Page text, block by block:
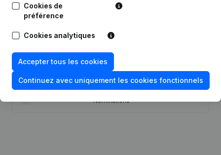
Autres Modifications,...)
24-05-2023
Nominations
02-04-2020
Capital, Actions - Demissions,
Nominations
Nominations
Cookies de
préférence
Cookies analytiques
Accepter tous les cookies
Continuez avec uniquement les cookies fonctionnels